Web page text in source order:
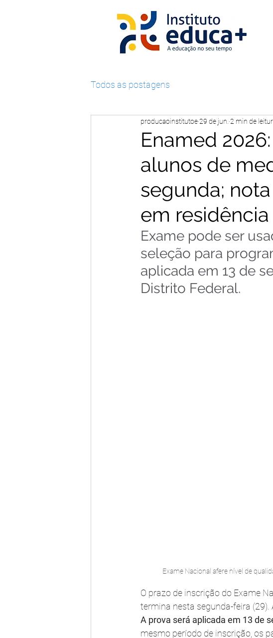
Todos as postagens
Enamed
alunos de
segunda;
em residência
producaoinstitutoe29 de jun. 2 min de
Exame pode ser
seleção para
aplicada em 13 de
Distrito Federal.
Exame Nacional afere nível de
O prazo de inscrição do Exame
termina nesta segunda-feira
A prova será aplicada em 13 de
mesmo período de inscrição, os